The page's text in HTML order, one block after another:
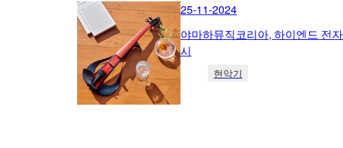
25-11-2024
야마하뮤직코리아, 하이엔드 전
시
현악기